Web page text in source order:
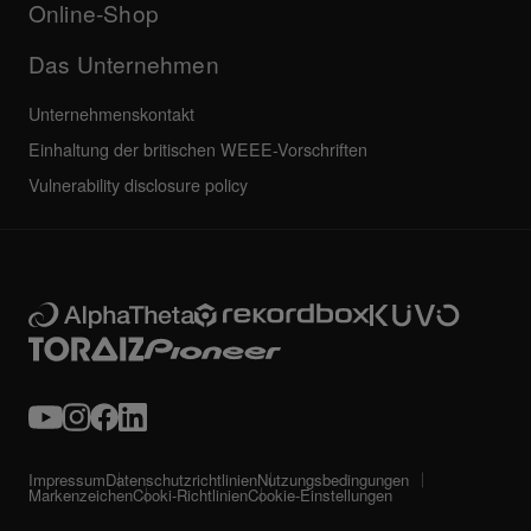
Online-Shop
Das Unternehmen
Unternehmenskontakt
Einhaltung der britischen WEEE-Vorschriften
Vulnerability disclosure policy
ImpressumDatenschutzrichtlinienNutzungsbedingungen
MarkenzeichenCooki-RichtlinienCookie-Einstellungen